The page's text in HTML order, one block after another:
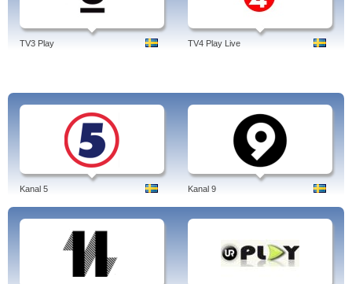
TV3 Play TV4 Play Live
Kanal 5 Kanal 9